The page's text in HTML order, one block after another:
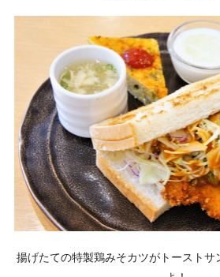
揚げたての特製鶏みそカツがトースト